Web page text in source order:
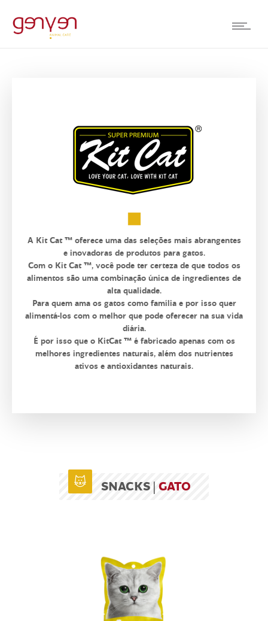
A Kit Cat ™ oferece uma das seleções mais abrangentes
e inovadoras de produtos para gatos.
Com o Kit Cat ™, você pode ter certeza de que todos os
alimentos são uma combinação única de ingredientes de
alta qualidade.
Para quem ama os gatos como família e por isso quer
alimentá-los com o melhor que pode oferecer na sua vida
diária.
É por isso que o KitCat ™ é fabricado apenas com os
melhores ingredientes naturais, além dos nutrientes
ativos e antioxidantes naturais.
SNACKS | GATO